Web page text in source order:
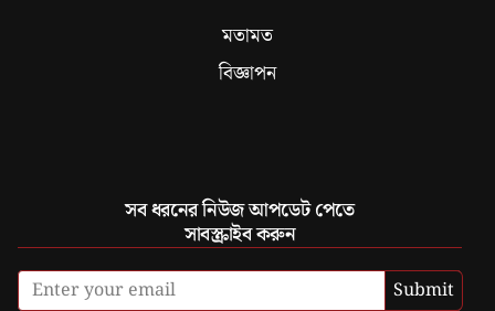
মতামত
বিজ্ঞাপন
সব ধরনের নিউজ আপডেট পেতে
সাবস্ক্রাইব করুন
Submit